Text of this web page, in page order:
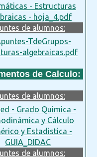
- Estructuras
- hoja_4.pdf
de alumnos:
TdeGrupos-
algebraicas.pdf
de Calculo:
de alumnos:
- Grado Quimica -
y Cálculo
y Estadistica -
GUIA_DIDAC
de alumnos: